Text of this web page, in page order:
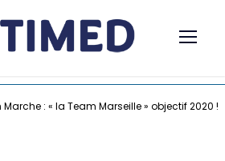
: « la Team Marseille » objectif 2020 !